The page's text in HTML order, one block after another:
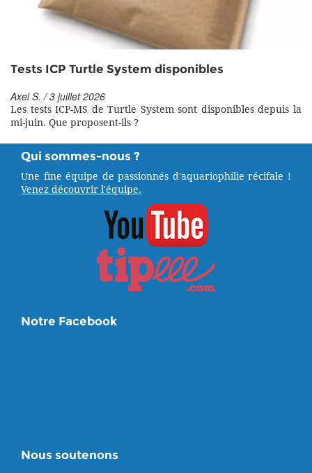
Tests ICP Turtle System disponibles
Axel S. / 3 juillet 2026
Les tests ICP-MS de Turtle System sont disponibles depuis la
mi-juin. Que proposent-ils ?
Qui sommes-nous ?
Une fine équipe de passionnés d'aquariophilie récifale !
Venez découvrir l'équipe.
Notre Facebook
Nous soutenons